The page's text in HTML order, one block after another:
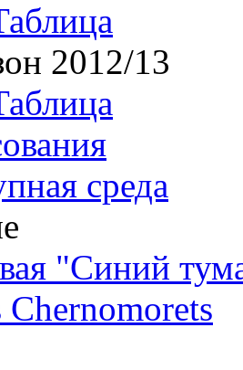
2012/13
среда
"Синий